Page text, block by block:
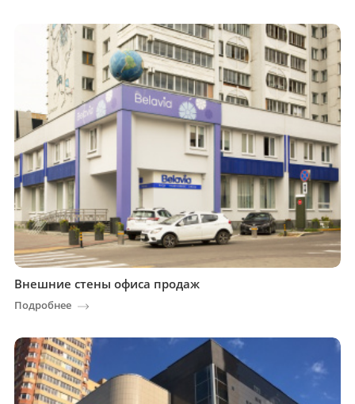
Внешние стены офиса продаж
Подробнее